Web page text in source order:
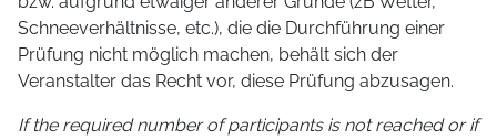
Schneeverhältnisse, etc.), die die Durchführung einer
Prüfung nicht möglich machen, behält sich der
Veranstalter das Recht vor, diese Prüfung abzusagen.
If the required number of participants is not reached or if